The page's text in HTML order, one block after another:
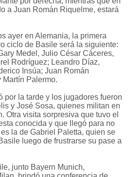
a Juan Román Riquelme, estará
ayer en Alemania, la primera
ciclo de Basile será la siguiente:
Medel, Julio César Cáceres,
Rodríguez; Leandro Díaz,
Insúa; Juan Román
Martín Palermo.
por la tarde y los jugadores fueron
y José Sosa, quienes militan en
Otra visita sorpresiva que tuvo el
conocida y que llegó para no
la de Gabriel Paletta, quien se
luego de frustrarse su pase a
junto Bayern Munich,